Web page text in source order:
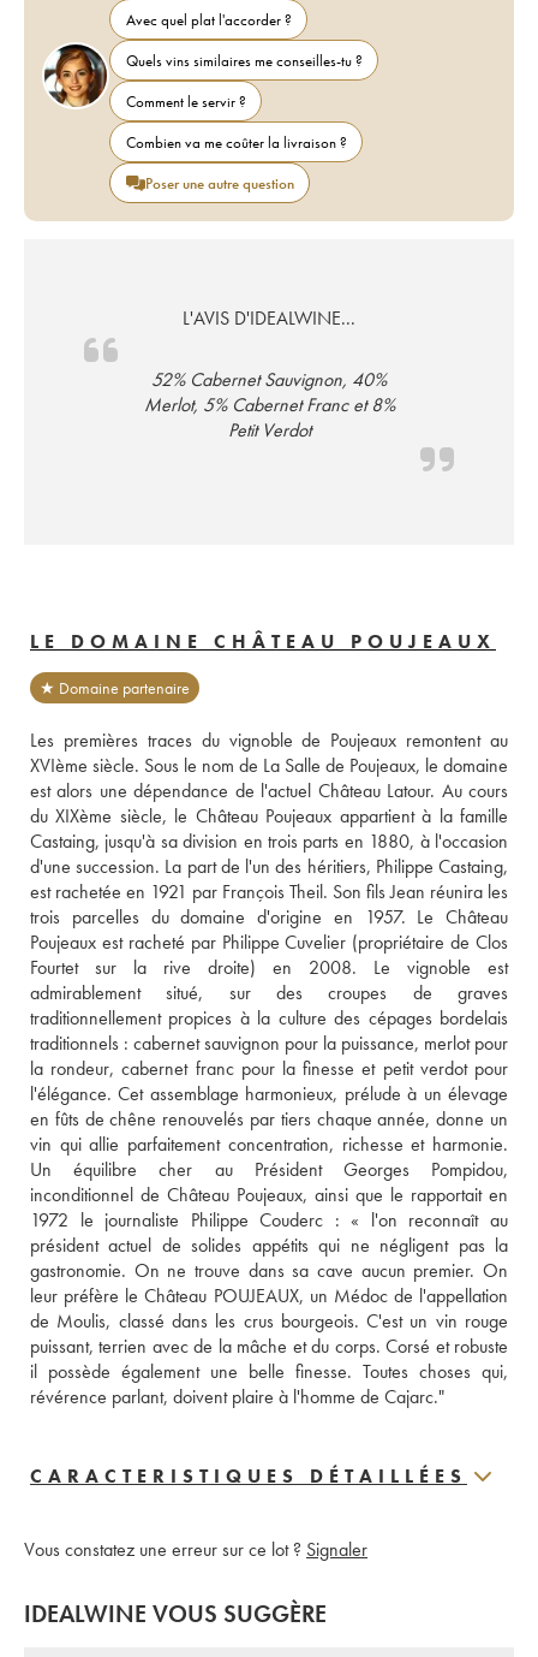
Avec quel plat l'accorder ?
Quels vins similaires me conseilles-tu ?
Comment le servir ?
Combien va me coûter la livraison ?
Poser une autre question
L'AVIS D'IDEALWINE...
52% Cabernet Sauvignon, 40%
Merlot, 5% Cabernet Franc et 8%
Petit Verdot
LE DOMAINE CHÂTEAU POUJEAUX
★ Domaine partenaire
Les premières traces du vignoble de Poujeaux remontent au
XVIème siècle. Sous le nom de La Salle de Poujeaux, le domaine
est alors une dépendance de l'actuel Château Latour. Au cours
du XIXème siècle, le Château Poujeaux appartient à la famille
Castaing, jusqu'à sa division en trois parts en 1880, à l'occasion
d'une succession. La part de l'un des héritiers, Philippe Castaing,
est rachetée en 1921 par François Theil. Son fils Jean réunira les
trois parcelles du domaine d'origine en 1957. Le Château
Poujeaux est racheté par Philippe Cuvelier (propriétaire de Clos
Fourtet sur la rive droite) en 2008. Le vignoble est
admirablement situé, sur des croupes de graves
traditionnellement propices à la culture des cépages bordelais
traditionnels : cabernet sauvignon pour la puissance, merlot pour
la rondeur, cabernet franc pour la finesse et petit verdot pour
l'élégance. Cet assemblage harmonieux, prélude à un élevage
en fûts de chêne renouvelés par tiers chaque année, donne un
vin qui allie parfaitement concentration, richesse et harmonie.
Un équilibre cher au Président Georges Pompidou,
inconditionnel de Château Poujeaux, ainsi que le rapportait en
1972 le journaliste Philippe Couderc : « l'on reconnaît au
président actuel de solides appétits qui ne négligent pas la
gastronomie. On ne trouve dans sa cave aucun premier. On
leur préfère le Château POUJEAUX, un Médoc de l'appellation
de Moulis, classé dans les crus bourgeois. C'est un vin rouge
puissant, terrien avec de la mâche et du corps. Corsé et robuste
il possède également une belle finesse. Toutes choses qui,
révérence parlant, doivent plaire à l'homme de Cajarc."
CARACTERISTIQUES DÉTAILLÉES
Vous constatez une erreur sur ce lot ? Signaler
IDEALWINE VOUS SUGGÈRE